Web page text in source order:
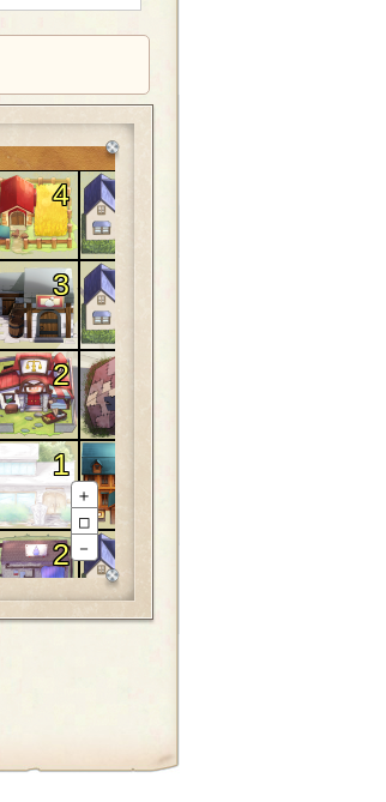
4
3
2
2
1
＋
□
－